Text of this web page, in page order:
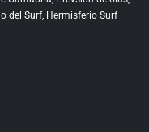
del Surf, Hermisferio Surf